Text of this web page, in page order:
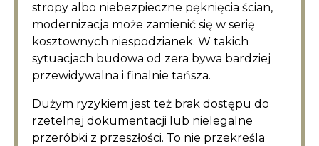
stropy albo niebezpieczne pęknięcia ścian,
modernizacja może zamienić się w serię
kosztownych niespodzianek. W takich
sytuacjach budowa od zera bywa bardziej
przewidywalna i finalnie tańsza.
Dużym ryzykiem jest też brak dostępu do
rzetelnej dokumentacji lub nielegalne
przeróbki z przeszłości. To nie przekreśla